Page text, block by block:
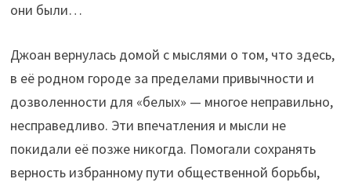
они были…
Джоан вернулась домой с мыслями о том, что здесь,
в её родном городе за пределами привычности и
дозволенности для «белых» — многое неправильно,
несправедливо. Эти впечатления и мысли не
покидали её позже никогда. Помогали сохранять
верность избранному пути общественной борьбы,